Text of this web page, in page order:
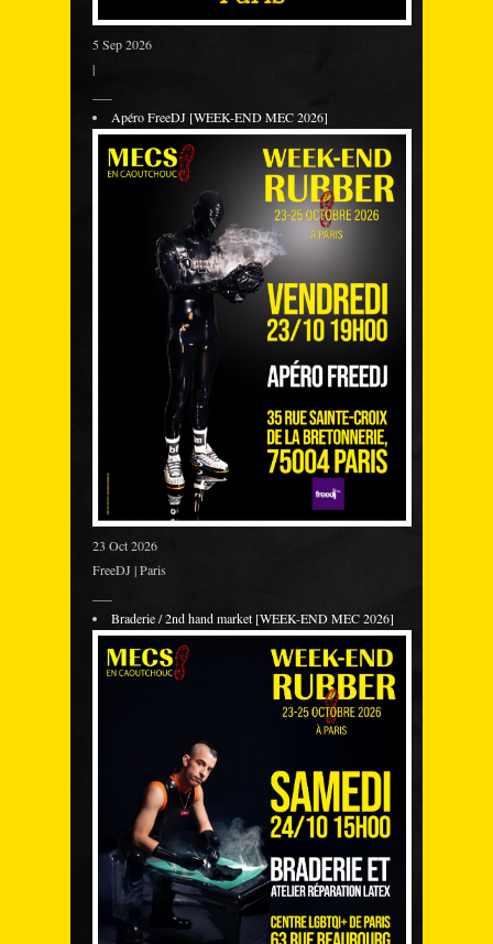
5 Sep 2026
|
Apéro FreeDJ [WEEK-END MEC 2026]
23 Oct 2026
FreeDJ | Paris
Braderie / 2nd hand market [WEEK-END MEC 2026]